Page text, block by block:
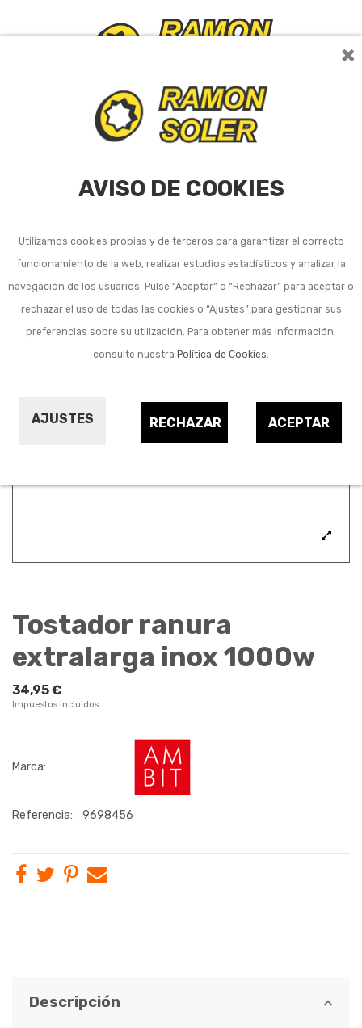
×
AVISO DE COOKIES
Utilizamos cookies propias y de terceros para garantizar el correcto
funcionamiento de la web, realizar estudios estadísticos y analizar la
navegación de los usuarios. Pulse “Aceptar” o “Rechazar” para aceptar o
rechazar el uso de todas las cookies o “Ajustes” para gestionar sus
preferencias sobre su utilización. Para obtener más información,
consulte nuestra Política de Cookies.
AJUSTES ACEPTAR
RECHAZAR
Tostador ranura
extralarga inox 1000w
34,95 €
Impuestos incluidos
Marca:
Referencia: 9698456
Descripción